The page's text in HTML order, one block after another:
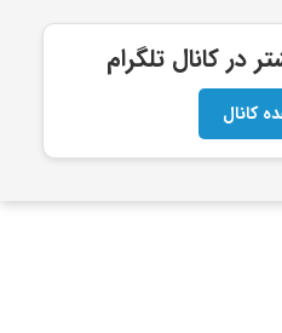
در کانال تلگرام
کانال